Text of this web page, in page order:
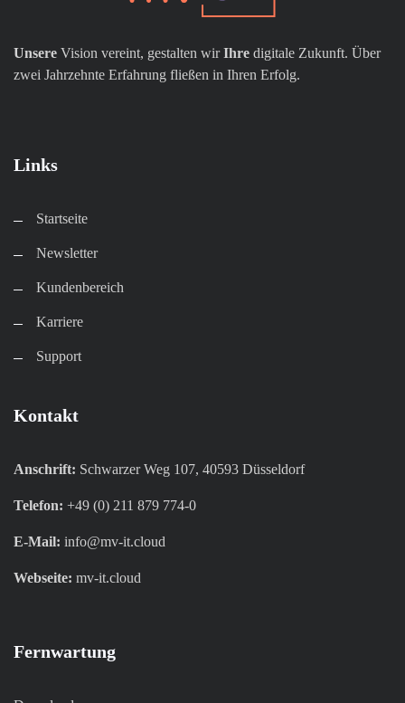
Unsere Vision vereint, gestalten wirIhre digitale Zukunft. Über
zwei Jahrzehnte Erfahrung fließen in Ihren Erfolg.
Links
Startseite
Newsletter
Kundenbereich​
Karriere​
Support
Kontakt
Anschrift: Schwarzer Weg 107, 40593 Düsseldorf
Telefon: +49 (0) 211 879 774-0
E-Mail: info@mv-it.cloud
Webseite: mv-it.cloud
Fernwartung